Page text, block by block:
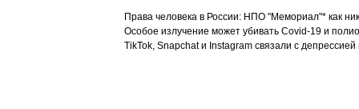
Права человека в России: НПО "Мемориал"* как
Особое излучение может убивать Covid-19 и
TikTok, Snapchat и Instagram связали с